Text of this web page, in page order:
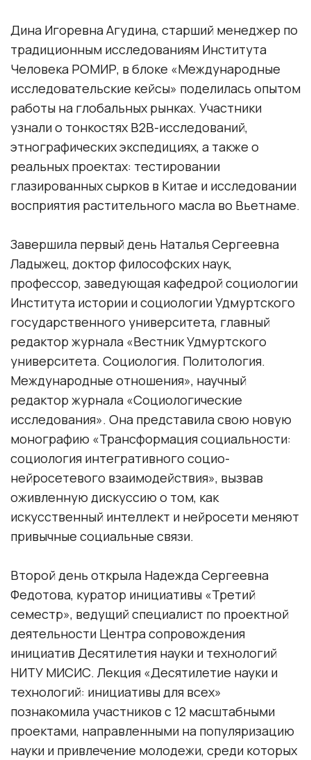
Дина Игоревна Агудина, старший менеджер по
традиционным исследованиям Института
Человека РОМИР, в блоке «Международные
исследовательские кейсы» поделилась опытом
работы на глобальных рынках. Участники
узнали о тонкостях B2B-исследований,
этнографических экспедициях, а также о
реальных проектах: тестировании
глазированных сырков в Китае и исследовании
восприятия растительного масла во Вьетнаме.
Завершила первый день Наталья Сергеевна
Ладыжец, доктор философских наук,
профессор, заведующая кафедрой социологии
Института истории и социологии Удмуртского
государственного университета, главный
редактор журнала «Вестник Удмуртского
университета. Социология. Политология.
Международные отношения», научный
редактор журнала «Социологические
исследования». Она представила свою новую
монографию «Трансформация социальности:
социология интегративного социо-
нейросетевого взаимодействия», вызвав
оживленную дискуссию о том, как
искусственный интеллект и нейросети меняют
привычные социальные связи.
Второй день открыла Надежда Сергеевна
Федотова, куратор инициативы «Третий
семестр», ведущий специалист по проектной
деятельности Центра сопровождения
инициатив Десятилетия науки и технологий
НИТУ МИСИС. Лекция «Десятилетие науки и
технологий: инициативы для всех»
познакомила участников с 12 масштабными
проектами, направленными на популяризацию
науки и привлечение молодежи, среди которых